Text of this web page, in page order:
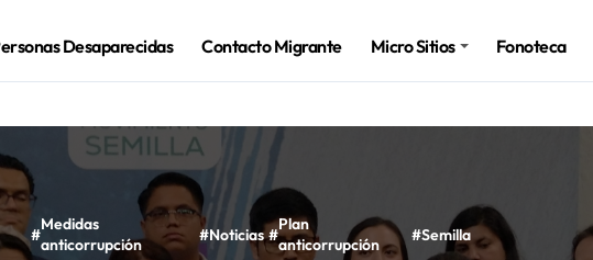
Desaparecidas Contacto Migrante Micro Sitios Fonoteca
#
Medidas
anticorrupción
#Noticias #
Plan
anticorrupción
#Semilla